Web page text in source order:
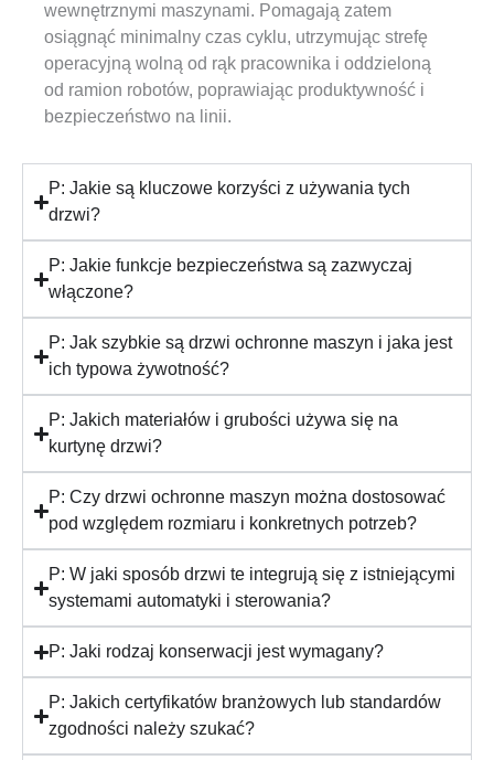
wewnętrznymi maszynami. Pomagają zatem
osiągnąć minimalny czas cyklu, utrzymując strefę
operacyjną wolną od rąk pracownika i oddzieloną
od ramion robotów, poprawiając produktywność i
bezpieczeństwo na linii.
P: Jakie są kluczowe korzyści z używania tych
drzwi?
P: Jakie funkcje bezpieczeństwa są zazwyczaj
włączone?
P: Jak szybkie są drzwi ochronne maszyn i jaka jest
ich typowa żywotność?
P: Jakich materiałów i grubości używa się na
kurtynę drzwi?
P: Czy drzwi ochronne maszyn można dostosować
pod względem rozmiaru i konkretnych potrzeb?
P: W jaki sposób drzwi te integrują się z istniejącymi
systemami automatyki i sterowania?
P: Jaki rodzaj konserwacji jest wymagany?
P: Jakich certyfikatów branżowych lub standardów
zgodności należy szukać?